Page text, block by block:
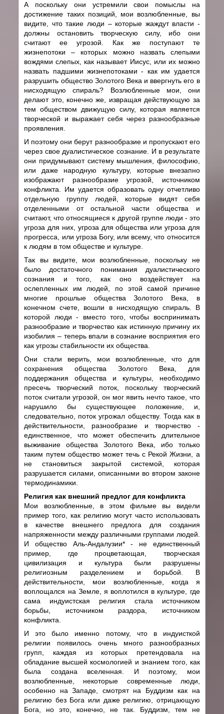
А поскольку они устремили свои помыслы на
достижение таких позиций, мои возлюбленные, вы
видите, что такие люди – которые жаждут власти -
должны остановить творческую силу, ибо они
считают ее угрозой. Как же поступают те
жизнепотоки – которых можно назвать слепыми
вождями слепых, как называет Иисус, или их можно
назвать падшими жизнепотоками - как им удается
разрушить общество Золотого Века и ввергнуть его в
нисходящую спираль? Возлюбленные мои, они
делают это, конечно же, извращая действующую за
тем обществом движущую силу, которая является
творческой и выражает себя через разнообразные
проявления.
И поэтому они берут разнообразие и пропускают его
через свое дуалистическое сознание. И в результате
они придумывают систему мышления, философию,
или даже народную культуру, которые внезапно
изображают разнообразие угрозой, источником
конфликта. Им удается образовать одну отчетливо
отдельную группу людей, которые видят себя
отделенными от остальной части общества и
считают, что относящиеся к другой группе люди - это
угроза для них, угроза для общества или угроза для
прогресса, или угроза Богу, или всему, что относится
к людям в том обществе и культуре.
Так вы видите, мои возлюбленные, поскольку не
было достаточного понимания дуалистического
сознания и того, как оно воздействует на
ослепленных им людей, по этой самой причине
многие прошлые общества Золотого Века, в
конечном счете, вошли в нисходящую спираль. В
которой люди - вместо того, чтобы воспринимать
разнообразие и творчество как истинную причину их
изобилия – теперь впали в сознание восприятия его
как угрозы стабильности их общества.
Они стали верить, мои возлюбленные, что для
сохранения общества Золотого Века, для
поддержания общества и культуры, необходимо
пресечь творческий поток, поскольку творческий
поток считали угрозой, он мог явить нечто такое, что
нарушило бы существующее положение, и,
следовательно, поток угрожал обществу. Тогда как в
действительности, разнообразие и творчество -
единственное, что может обеспечить длительное
выживание общества Золотого Века, ибо только
таким путем общество может течь с Рекой Жизни, а
не становиться закрытой системой, которая
разрушается силами, описанными во втором законе
термодинамики.
Религия как внешний предлог для конфликта
Мои возлюбленные, в этом фильме вы видели
пример того, как религию могут часто использовать
в качестве внешнего предлога для создания
напряженности между различными группами людей.
И общество Аль-Андалузии* - не единственный
пример, где процветающая, творческая
цивилизация и культура были разрушены
религиозным разделением и борьбой. В
действительности, мои возлюбленные, когда я
воплощался на Земле, я воплотился в культуре, где
сама индуистская религия стала источником
борьбы, источником раздора, источником
конфликта.
И это было именно потому, что в индуисткой
религии появилось очень много разнообразных
групп, каждая из которых претендовала на
обладание высшей космологией и знанием того, как
была создана вселенная. И поэтому, мои
возлюбленные, некоторые современные люди,
особенно на Западе, смотрят на Буддизм как на
религию без Бога или даже религию, отрицающую
Бога, но это, конечно, не так. Буддизм, тем не